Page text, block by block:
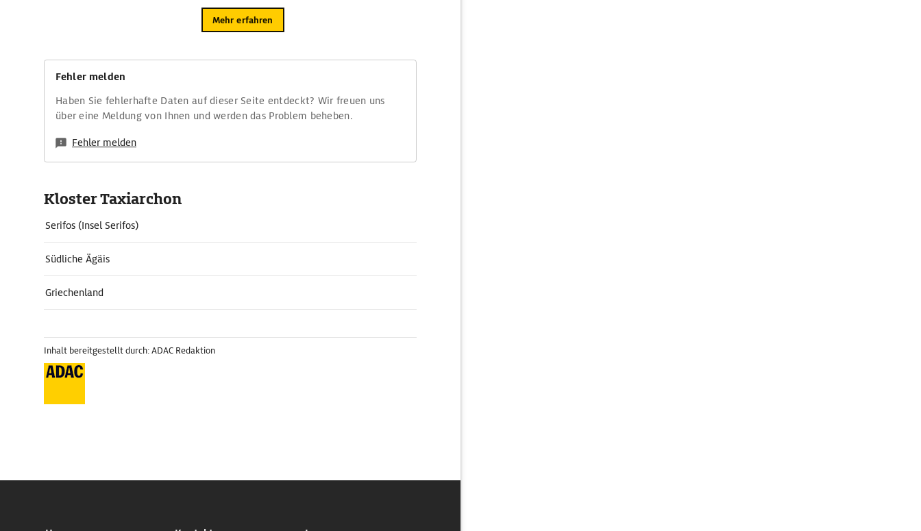
Mehr erfahren
Fehler melden
Haben Sie fehlerhafte Daten auf dieser Seite entdeckt? Wir freuen uns
über eine Meldung von Ihnen und werden das Problem beheben.
Fehler melden
Kloster Taxiarchon
Serifos (Insel Serifos)
Südliche Ägäis
Griechenland
Inhalt bereitgestellt durch: ADAC Redaktion